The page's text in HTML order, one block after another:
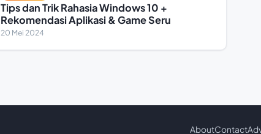
Tips dan Trik Rahasia Windows 10 +
Rekomendasi Aplikasi & Game Seru
20 Mei 2024
AboutContact